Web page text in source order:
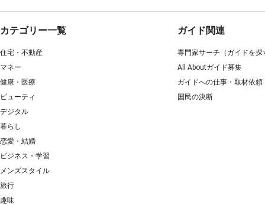
カテゴリー一覧
住宅・不動産
マネー
健康・医療
ビューティ
デジタル
暮らし
恋愛・結婚
ビジネス・学習
メンズスタイル
旅行
趣味
ガイド関連
専門家サーチ（ガイドを探
All Aboutガイド募集
ガイドへの仕事・取材依頼
国民の決断